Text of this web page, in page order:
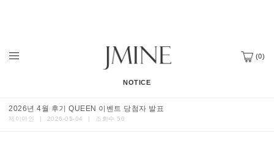
(0)
NOTICE
2026년 4월 후기 QUEEN 이벤트 당첨자 발표
제이마인 | 2026-05-04 | 조회수 50